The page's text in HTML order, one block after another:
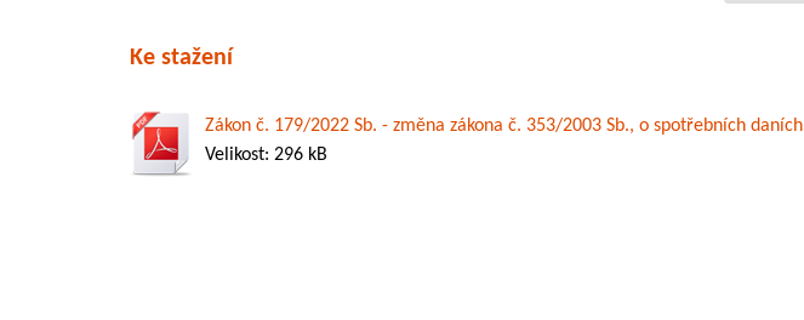
Ke stažení
Zákon č. 179/2022 Sb. - změna zákona č. 353/2003 Sb., o spotřebních daních
Velikost: 296 kB